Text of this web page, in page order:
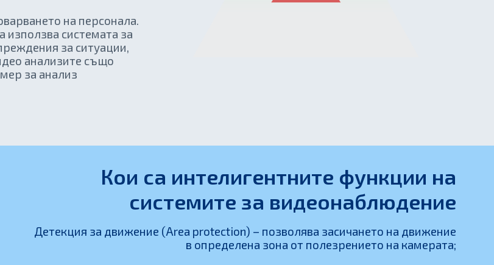
на персонала.
системата за
за ситуации,
анализите също
за анализ
Кои са интелигентните функции на
системите за видеонаблюдение
Детекция за движение (Area protection) – позволява засичането на движение
в определена зона от полезрението на камерата;